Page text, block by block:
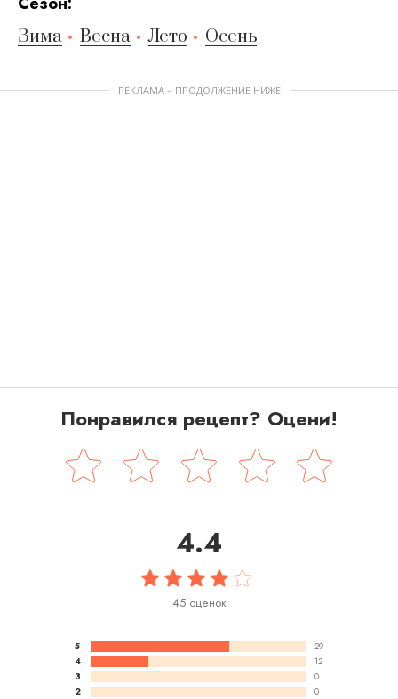
Зима Весна Лето Осень
РЕКЛАМА – ПРОДОЛЖЕНИЕ НИЖЕ
Понравился рецепт? Оцени!
4.4
45 оценок
5
29
4
12
3
0
2
0